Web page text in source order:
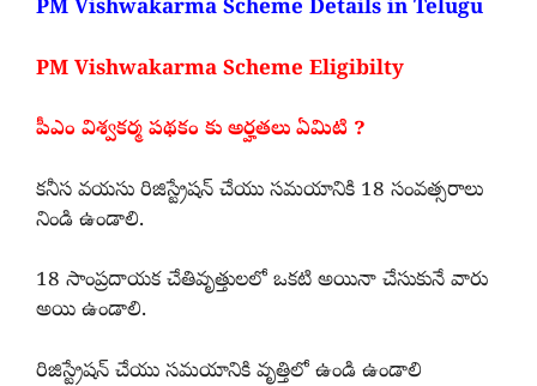
PM Vishwakarma Scheme Details in Telugu
PM Vishwakarma Scheme Eligibilty
పీఎం విశ్వకర్మ పథకం కు అర్హతలు ఏమిటి ?
కనీస వయసు రిజిస్ట్రేషన్ చేయు సమయానికి 18 సంవత్సరాలు
నిండి ఉండాలి.
18 సాంప్రదాయక చేతివృత్తులలో ఒకటి అయినా చేసుకునే వారు
అయి ఉండాలి.
రిజిస్ట్రేషన్ చేయు సమయానికి వృత్తిలో ఉండి ఉండాలి